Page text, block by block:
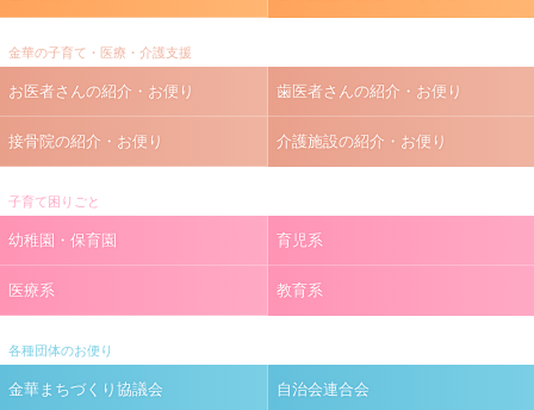
金華の子育て・医療・介護支援
お医者さんの紹介・お便り 歯医者さんの紹介・お便り
接骨院の紹介・お便り 介護施設の紹介・お便り
子育て困りごと
幼稚園・保育園 育児系
医療系 教育系
各種団体のお便り
金華まちづくり協議会 自治会連合会